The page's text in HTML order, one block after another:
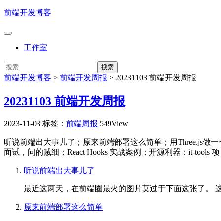
前端开发博客
工作室
前端开发博客 > 前端开发周报 > 20231103 前端开发周报
20231103 前端开发周报
2023-11-03 标签： 前端周报 549View
听说前端出大事儿了；原来前端部署这么简单；用Three.js做
面试，问的贼细；React Hooks 实战案例；开源利器：it-tools
听说前端出大事儿了
最近这两天，在前端圈最火的图片莫过于下面这张了。
原来前端部署这么简单